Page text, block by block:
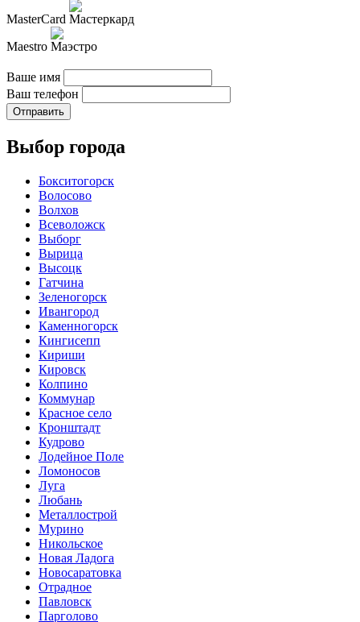
MasterCard
Maestro
Ваше имя
Ваш телефон
Отправить
Выбор города
Бокситогорск
Волосово
Волхов
Всеволожск
Выборг
Вырица
Высоцк
Гатчина
Зеленогорск
Ивангород
Каменногорск
Кингисепп
Кириши
Кировск
Колпино
Коммунар
Красное село
Кронштадт
Кудрово
Лодейное Поле
Ломоносов
Луга
Любань
Металлострой
Мурино
Никольское
Новая Ладога
Новосаратовка
Отрадное
Павловск
Парголово